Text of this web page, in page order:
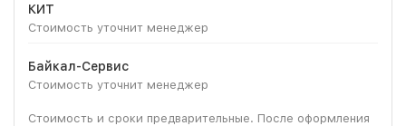
КИТ
Стоимость уточнит менеджер
Байкал-Сервис
Стоимость уточнит менеджер
Стоимость и сроки предварительные. После оформления